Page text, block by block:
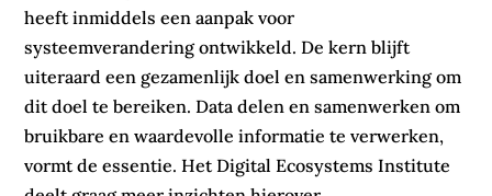
heeft inmiddels een aanpak voor
systeemverandering ontwikkeld. De kern blijft
uiteraard een gezamenlijk doel en samenwerking om
dit doel te bereiken. Data delen en samenwerken om
bruikbare en waardevolle informatie te verwerken,
vormt de essentie. Het Digital Ecosystems Institute